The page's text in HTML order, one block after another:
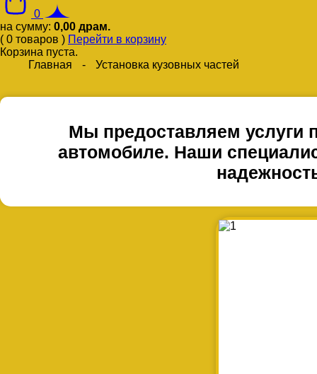
0
на сумму: 0,00 драм.
( 0 товаров ) Перейти в корзину
Корзина пуста.
Главная
- Установка кузовных частей
Мы предоставляем услуги
автомобиле. Наши